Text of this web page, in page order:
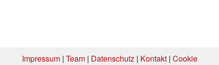
Impressum| Team| Datenschutz | Kontakt| Cookie